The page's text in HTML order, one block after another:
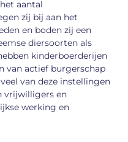
aantal
zij bij aan het
en boden zij een
diersoorten als
kinderboerderijen
van actief burgerschap
van deze instellingen
vrijwilligers en
werking en